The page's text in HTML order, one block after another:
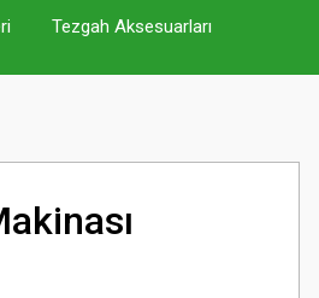
Tezgah Aksesuarları